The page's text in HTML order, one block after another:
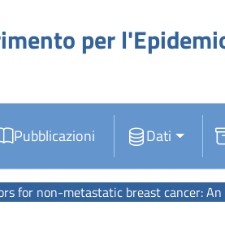
per
Pubblicazioni Dati
for non-metastatic breast cancer: An